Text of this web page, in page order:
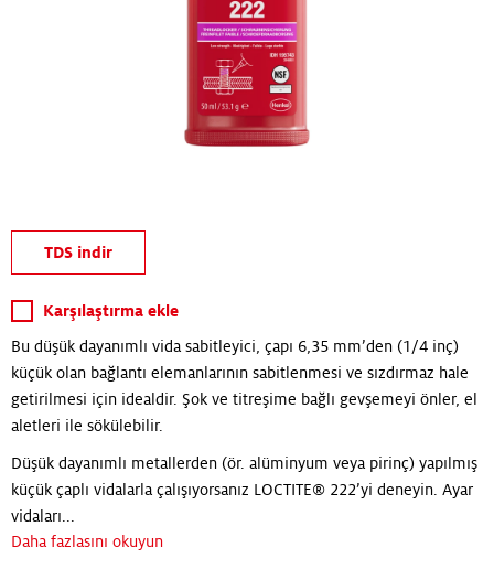
TDS indir
Karşılaştırma ekle
Bu düşük dayanımlı vida sabitleyici, çapı 6,35 mm’den (1/4 inç)
küçük olan bağlantı elemanlarının sabitlenmesi ve sızdırmaz hale
getirilmesi için idealdir. Şok ve titreşime bağlı gevşemeyi önler, el
aletleri ile sökülebilir.
Düşük dayanımlı metallerden (ör. alüminyum veya pirinç) yapılmış
küçük çaplı vidalarla çalışıyorsanız LOCTITE® 222’yi deneyin. Ayar
vidaları...
Daha fazlasını okuyun